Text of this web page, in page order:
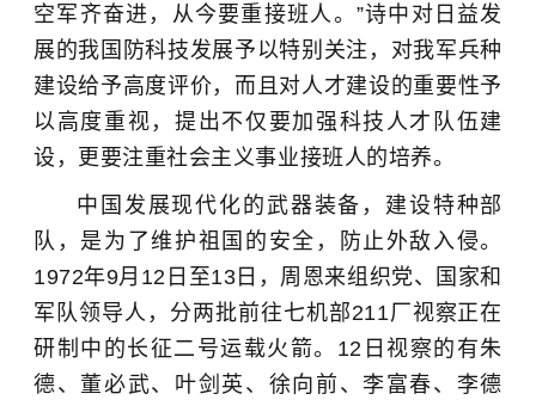
空军齐奋进，从今要重接班人。”诗中对日益发
展的我国防科技发展予以特别关注，对我军兵种
建设给予高度评价，而且对人才建设的重要性予
以高度重视，提出不仅要加强科技人才队伍建
设，更要注重社会主义事业接班人的培养。
中国发展现代化的武器装备，建设特种部
队，是为了维护祖国的安全，防止外敌入侵。
1972年9月12日至13日，周恩来组织党、国家和
军队领导人，分两批前往七机部211厂视察正在
研制中的长征二号运载火箭。12日视察的有朱
德、董必武、叶剑英、徐向前、李富春、李德